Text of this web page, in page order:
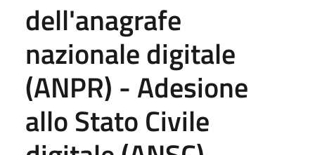
dell'anagrafe
nazionale digitale
(ANPR) - Adesione
allo Stato Civile